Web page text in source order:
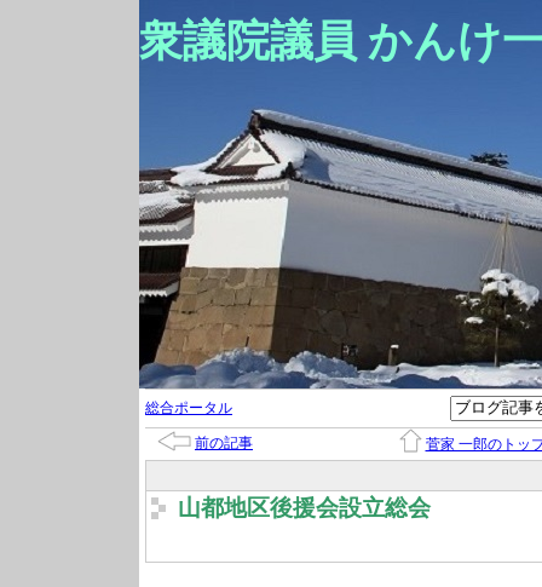
衆議院議員 かんけ
総合ポータル
前の記事 菅家 一郎のトッ
山都地区後援会設立総会